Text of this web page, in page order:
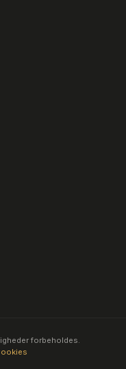
forbeholdes.